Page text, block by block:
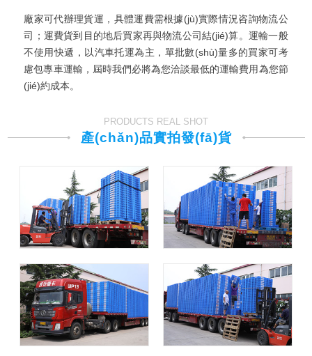
廠家可代辦理貨運，具體運費需根據(jù)實際情況咨詢物流公
司；運費貨到目的地后買家再與物流公司結(jié)算。運輸一般
不使用快遞，以汽車托運為主，單批數(shù)量多的買家可考
慮包專車運輸，屆時我們必將為您洽談最低的運輸費用為您節
(jié)約成本。
PRODUCTS REAL SHOT
產(chǎn)品實拍發(fā)貨